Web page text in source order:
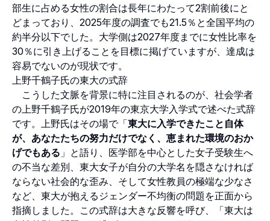
部生に占める女性の割合は長年にわたって2割前後にと
どまっており、2025年度の調査でも21.5％と全国平均の
約半分以下でした。大学側は2027年度までに女性比率を
30％に引き上げることを目標に掲げていますが、達成は
容易でないのが現状です。
上野千鶴子氏の東大の式辞
こうした文脈を背景に特に注目されるのが、社会学者
の上野千鶴子氏が2019年の東京大学入学式で述べた式辞
です。上野氏はその場で「東大に入学できたこと自体
が、あなたたちの努力だけでなく、恵まれた環境のおか
げでもある 」と語り、医学部を中心とした女子受験生へ
の不当な差別、東大女子が自分の大学名を隠さなければ
ならない社会的な歪み、そして女性教員の極端な少なさ
など、東大が抱えるジェンダー不均衡の問題を正面から
指摘しました。この式辞は大きな反響を呼び、「東大は